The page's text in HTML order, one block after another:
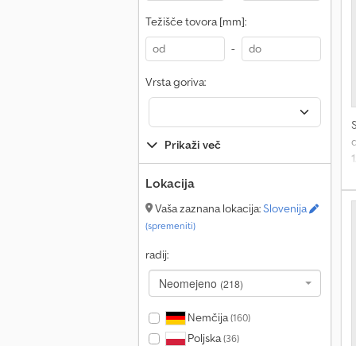
Težišče tovora [mm]:
-
Vrsta goriva:
Prikaži več
Lokacija
Vaša zaznana lokacija:Slovenija
(spremeniti)
radij:
Neomejeno (218)
Nemčija(160)
Poljska(36)